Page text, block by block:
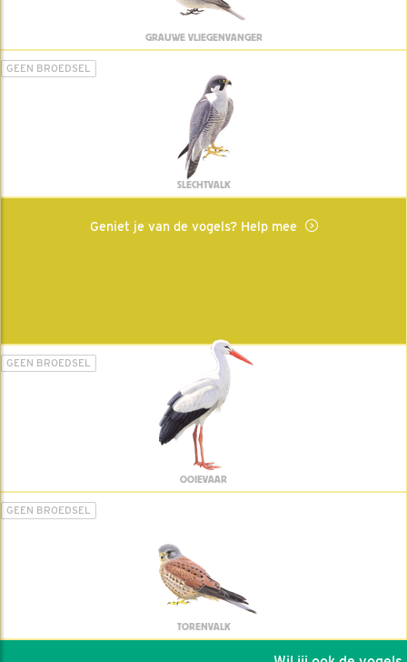
GRAUWE VLIEGENVANGER
GEEN BROEDSEL
SLECHTVALK
Geniet je van de vogels? Help mee
GEEN BROEDSEL
OOIEVAAR
GEEN BROEDSEL
TORENVALK